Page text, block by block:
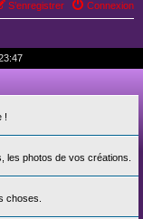
Connexion
S’enregistrer
!
les photos de vos créations.
choses.